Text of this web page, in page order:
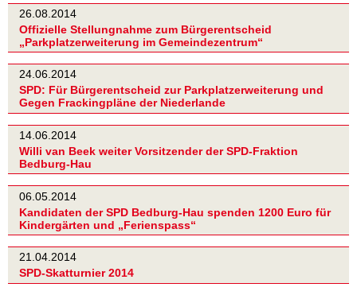
26.08.2014
Offizielle Stellungnahme zum Bürgerentscheid
„Parkplatzerweiterung im Gemeindezentrum“
24.06.2014
SPD: Für Bürgerentscheid zur Parkplatzerweiterung und
Gegen Frackingpläne der Niederlande
14.06.2014
Willi van Beek weiter Vorsitzender der SPD-Fraktion
Bedburg-Hau
06.05.2014
Kandidaten der SPD Bedburg-Hau spenden 1200 Euro für
Kindergärten und „Ferienspass“
21.04.2014
SPD-Skatturnier 2014